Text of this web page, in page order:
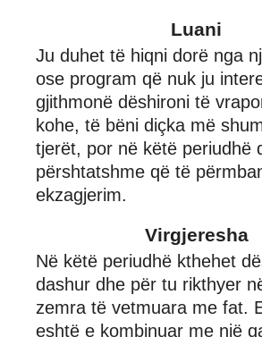
Luani
Ju duhet të hiqni dorë nga
ose program që nuk ju
gjithmonë dëshironi të
kohe, të bëni diçka më
tjerët, por në këtë periudhë
përshtatshme që të
ekzagjerim.
Virgjeresha
Në këtë periudhë kthehet
dashur dhe për tu rikthyer
zemra të vetmuara me fat.
eshtë e kombinuar me një